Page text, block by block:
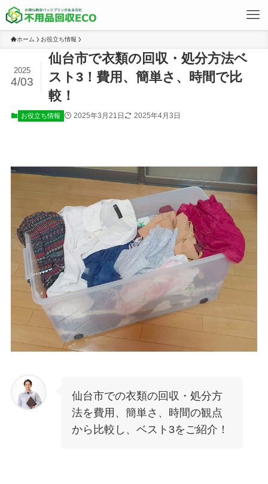
ホーム お役立ち情報
仙台市で衣類の回収・処分方法ベ
スト3！費用、簡単さ、時間で比
較！
2025
4/03
お役立ち情報 2025年3月21日 2025年4月3日
仙台市での衣類の回収・処分方
法を費用、簡単さ、時間の観点
から比較し、ベスト3をご紹介！